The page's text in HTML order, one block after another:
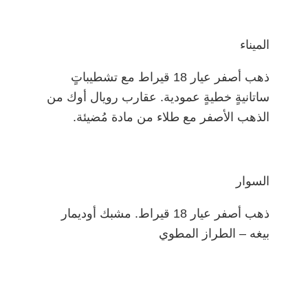
الميناء
ذهب أصفر عيار 18 قيراط مع تشطيباتٍ
ساتانيةٍ خطيةٍ عمودية. عقارب رويال أوك من
الذهب الأصفر مع طلاء من مادة مُضيئة.
السوار
ذهب أصفر عيار 18 قيراط. مشبك أوديمار
بيغه – الطراز المطوي